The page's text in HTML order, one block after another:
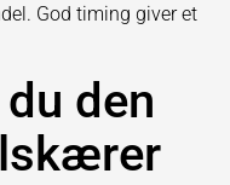
God timing giver et
den